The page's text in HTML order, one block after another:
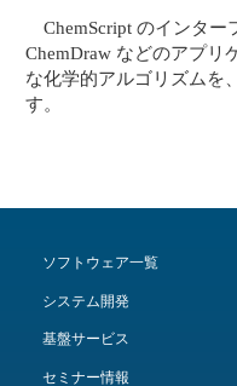
ChemScript のインター
ChemDraw などのアプリ
な化学的アルゴリズムを
す。
ソフトウェア一覧
システム開発
基盤サービス
セミナー情報